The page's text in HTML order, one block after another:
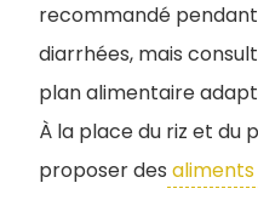
recommandé
diarrhées, mais
plan alimentaire
À la place du riz et du
proposer des aliments